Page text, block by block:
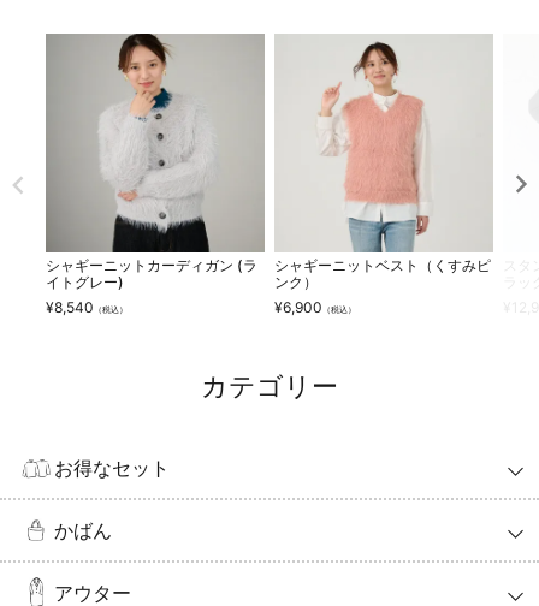
シャギーニットカーディガン (ラ
イトグレー)
¥8,540 （税込）
シャギーニットベスト（くすみピ
ンク）
¥6,900 （税込）
カテゴリー
お得なセット
かばん
アウター